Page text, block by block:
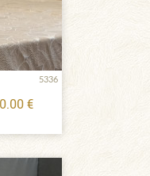
5336
€